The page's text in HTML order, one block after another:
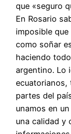
que «seguro
En Rosario
imposible que
como soñar
haciendo
argentino. Lo
ecuatorianos,
partes del
unamos en
una calidad y